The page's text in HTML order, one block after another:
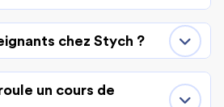
chez Stych ?
un cours de